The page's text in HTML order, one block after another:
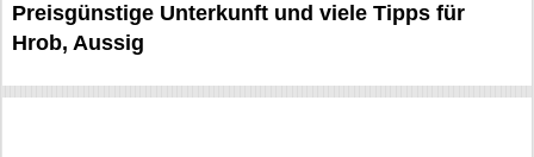
Preisgünstige Unterkunft und viele Tipps für
Hrob, Aussig